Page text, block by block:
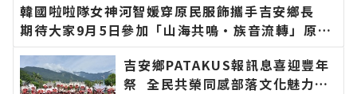
韓國啦啦隊女神河智媛穿原民服飾攜手吉安鄉長
期待大家9月5日參加「山海共鳴•族音流轉」原住
民族聯合豐年節∣花蓮新聞網官方網站各類新聞－
最快速的今日新聞報導 最新的在地資訊！
吉安鄉PATAKUS報訊息喜迎豐年
祭 全民共榮同感部落文化魅力∣